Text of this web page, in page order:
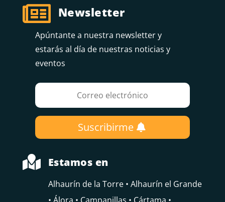
 Newsletter
Apúntante a nuestra newsletter y
estarás al día de nuestras noticias y
eventos
Suscribirme
 Estamos en
Alhaurín de la Torre • Alhaurín el Grande